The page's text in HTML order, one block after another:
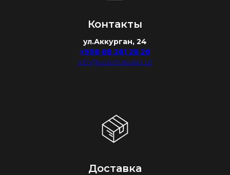
Контакты
ул.Аккурган, 24
+998 88 281 28 28
info@watchdealer.uz
Доставка